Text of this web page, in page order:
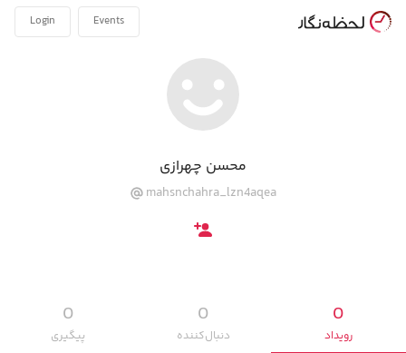
Events
Login
محسن چهرازی
mahsnchahra_lzn4aqea
0
رویداد‌
0
دنبال‌کننده
0
پیگیری‌